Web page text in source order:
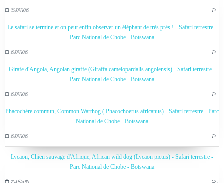
20/07/2019 …
Le safari se termine et on peut enfin observer un éléphant de très près ! - Safari terrestre -
Parc National de Chobe - Botswana
19/07/2019 …
Girafe d'Angola, Angolan giraffe (Giraffa camelopardalis angolensis) - Safari terrestre -
Parc National de Chobe - Botswana
19/07/2019 …
Phacochère commun, Common Warthog ( Phacochoerus africanus) - Safari terrestre - Parc
National de Chobe - Botswana
19/07/2019 …
Lycaon, Chien sauvage d'Afrique, African wild dog (Lycaon pictus) - Safari terrestre -
Parc National de Chobe - Botswana
20/07/2019 …